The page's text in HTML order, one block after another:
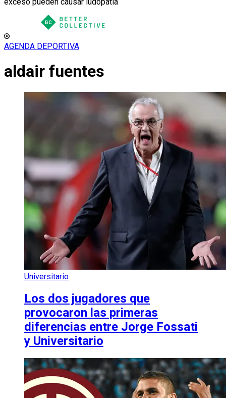
AGENDA DEPORTIVA
aldair fuentes
Universitario
Los dos jugadores que
provocaron las primeras
diferencias entre Jorge Fossati
y Universitario